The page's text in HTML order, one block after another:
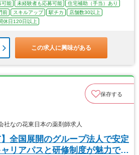
可能 未経験者も応募可能
住宅補助（手当）あり
前 スキルアップ 駅チカ
店舗数30以上
休日120日以上
この求人に興味がある
保存する
なの花東日本の薬剤師求人
】全国展開のグループ法人で安定
リアパスと研修制度が魅力で